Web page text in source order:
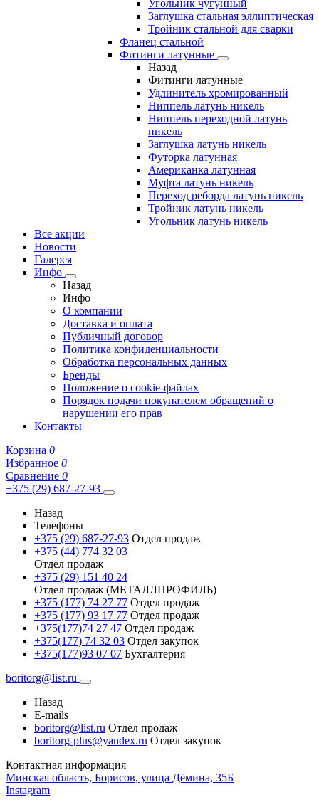
Угольник чугунный
Заглушка стальная эллиптическая
Тройник стальной для сварки
Фланец стальной
Фитинги латунные
Назад
Фитинги латунные
Удлинитель хромированный
Ниппель латунь никель
Ниппель переходной латунь
никель
Заглушка латунь никель
Футорка латунная
Американка латунная
Муфта латунь никель
Переход реборда латунь никель
Тройник латунь никель
Угольник латунь никель
Все акции
Новости
Галерея
Инфо
Назад
Инфо
О компании
Доставка и оплата
Публичный договор
Политика конфиденциальности
Обработка персональных данных
Бренды
Положение о cookie-файлах
Порядок подачи покупателем обращений о
нарушении его прав
Контакты
Корзина 0
Избранное 0
Сравнение 0
+375 (29) 687-27-93
Назад
Телефоны
+375 (29) 687-27-93 Отдел продаж
+375 (44) 774 32 03
Отдел продаж
+375 (29) 151 40 24
Отдел продаж (МЕТАЛЛПРОФИЛЬ)
+375 (177) 74 27 77 Отдел продаж
+375 (177) 93 17 77 Отдел продаж
+375(177)74 27 47 Отдел продаж
+375(177) 74 32 03 Отдел закупок
+375(177)93 07 07 Бухгалтерия
boritorg@list.ru
Назад
E-mails
boritorg@list.ru Отдел продаж
boritorg-plus@yandex.ru Отдел закупок
Контактная информация
Минская область, Борисов, улица Дёмина, 35Б
Instagram